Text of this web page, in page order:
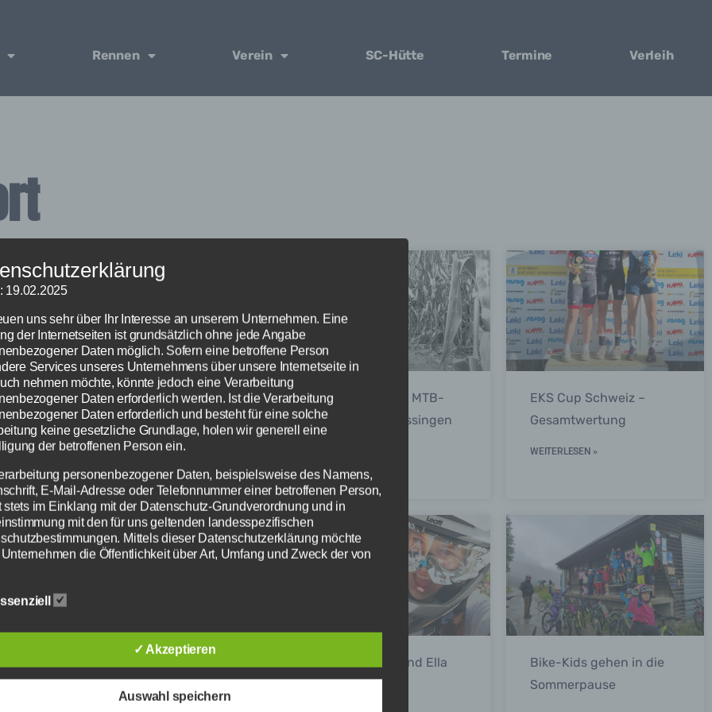
Rennen Verein SC-Hütte Termine Verleih
in
Ba-Wü-MTB Cross-
Country-Meisterschaft
WEITERLESEN »
Schwarzwälder MTB-
Cup in Waldmössingen
EKS Cup Schweiz –
Gesamtwertung
WEITERLESEN »
Bundesnachwuchssicht
ung & Deutsche
Emily, Sophia und Ella
erfolgreich
Bike-Kids gehen in die
Sommerpause
19.02.2025
uns sehr über Ihr Interesse an unserem Unternehmen. Eine
der Internetseiten ist grundsätzlich ohne jede Angabe
Daten möglich. Sofern eine betroffene Person
Services unseres Unternehmens über unsere Internetseite in
nehmen möchte, könnte jedoch eine Verarbeitung
Daten erforderlich werden. Ist die Verarbeitung
Daten erforderlich und besteht für eine solche
keine gesetzliche Grundlage, holen wir generell eine
der betroffenen Person ein.
personenbezogener Daten, beispielsweise des Namens,
E-Mail-Adresse oder Telefonnummer einer betroffenen Person,
stets im Einklang mit der Datenschutz-Grundverordnung und in
mit den für uns geltenden landesspezifischen
Mittels dieser Datenschutzerklärung möchte
die Öffentlichkeit über Art, Umfang und Zweck der von
über die ihnen zustehenden Rechte aufgeklärt.
als für die Verarbeitung Verantwortlicher zahlreiche technische
Maßnahmen umgesetzt, um einen möglichst
Daten sicherzustellen. Dennoch können
Datenübertragungen grundsätzlich Sicherheitslücken
✓ Akzeptieren
Auswahl speichern